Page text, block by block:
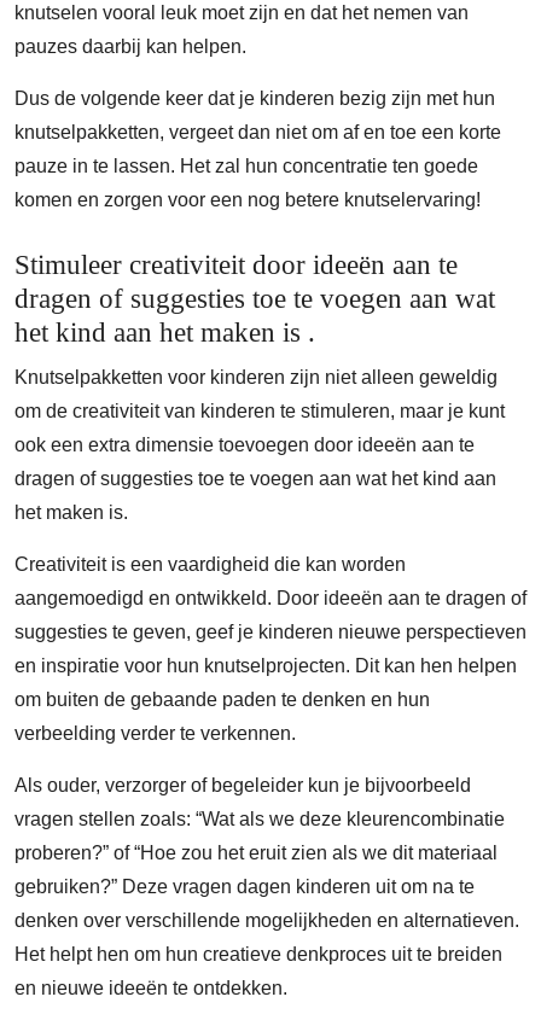
knutselen vooral leuk moet zijn en dat het nemen van
pauzes daarbij kan helpen.
Dus de volgende keer dat je kinderen bezig zijn met hun
knutselpakketten, vergeet dan niet om af en toe een korte
pauze in te lassen. Het zal hun concentratie ten goede
komen en zorgen voor een nog betere knutselervaring!
Stimuleer creativiteit door ideeën aan te
dragen of suggesties toe te voegen aan wat
het kind aan het maken is .
Knutselpakketten voor kinderen zijn niet alleen geweldig
om de creativiteit van kinderen te stimuleren, maar je kunt
ook een extra dimensie toevoegen door ideeën aan te
dragen of suggesties toe te voegen aan wat het kind aan
het maken is.
Creativiteit is een vaardigheid die kan worden
aangemoedigd en ontwikkeld. Door ideeën aan te dragen of
suggesties te geven, geef je kinderen nieuwe perspectieven
en inspiratie voor hun knutselprojecten. Dit kan hen helpen
om buiten de gebaande paden te denken en hun
verbeelding verder te verkennen.
Als ouder, verzorger of begeleider kun je bijvoorbeeld
vragen stellen zoals: “Wat als we deze kleurencombinatie
proberen?” of “Hoe zou het eruit zien als we dit materiaal
gebruiken?” Deze vragen dagen kinderen uit om na te
denken over verschillende mogelijkheden en alternatieven.
Het helpt hen om hun creatieve denkproces uit te breiden
en nieuwe ideeën te ontdekken.